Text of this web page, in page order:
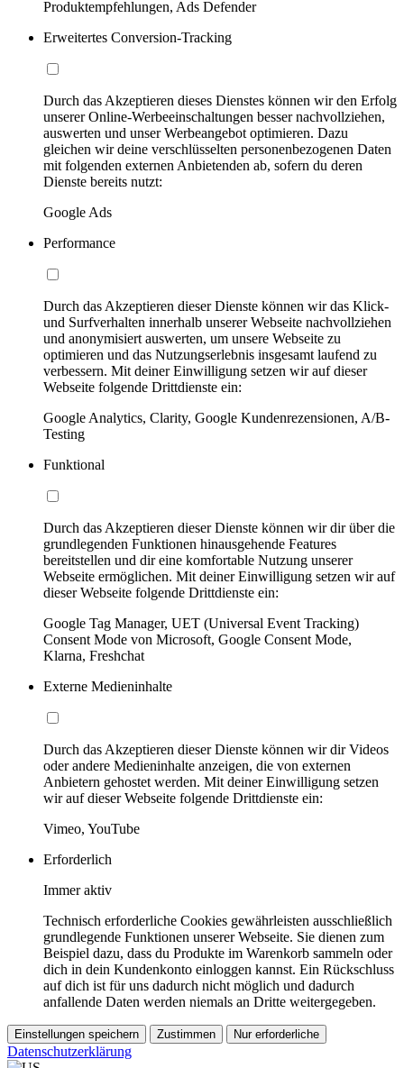
Produktempfehlungen, Ads Defender
Erweitertes Conversion-Tracking
Durch das Akzeptieren dieses Dienstes können wir den Erfolg
unserer Online-Werbeeinschaltungen besser nachvollziehen,
auswerten und unser Werbeangebot optimieren. Dazu
gleichen wir deine verschlüsselten personenbezogenen Daten
mit folgenden externen Anbietenden ab, sofern du deren
Dienste bereits nutzt:
Google Ads
Performance
Durch das Akzeptieren dieser Dienste können wir das Klick-
und Surfverhalten innerhalb unserer Webseite nachvollziehen
und anonymisiert auswerten, um unsere Webseite zu
optimieren und das Nutzungserlebnis insgesamt laufend zu
verbessern. Mit deiner Einwilligung setzen wir auf dieser
Webseite folgende Drittdienste ein:
Google Analytics, Clarity, Google Kundenrezensionen, A/B-
Testing
Funktional
Durch das Akzeptieren dieser Dienste können wir dir über die
grundlegenden Funktionen hinausgehende Features
bereitstellen und dir eine komfortable Nutzung unserer
Webseite ermöglichen. Mit deiner Einwilligung setzen wir auf
dieser Webseite folgende Drittdienste ein:
Google Tag Manager, UET (Universal Event Tracking)
Consent Mode von Microsoft, Google Consent Mode,
Klarna, Freshchat
Externe Medieninhalte
Durch das Akzeptieren dieser Dienste können wir dir Videos
oder andere Medieninhalte anzeigen, die von externen
Anbietern gehostet werden. Mit deiner Einwilligung setzen
wir auf dieser Webseite folgende Drittdienste ein:
Vimeo, YouTube
Erforderlich
Immer aktiv
Technisch erforderliche Cookies gewährleisten ausschließlich
grundlegende Funktionen unserer Webseite. Sie dienen zum
Beispiel dazu, dass du Produkte im Warenkorb sammeln oder
dich in dein Kundenkonto einloggen kannst. Ein Rückschluss
auf dich ist für uns dadurch nicht möglich und dadurch
anfallende Daten werden niemals an Dritte weitergegeben.
Einstellungen speichern Zustimmen Nur erforderliche
Datenschutzerklärung